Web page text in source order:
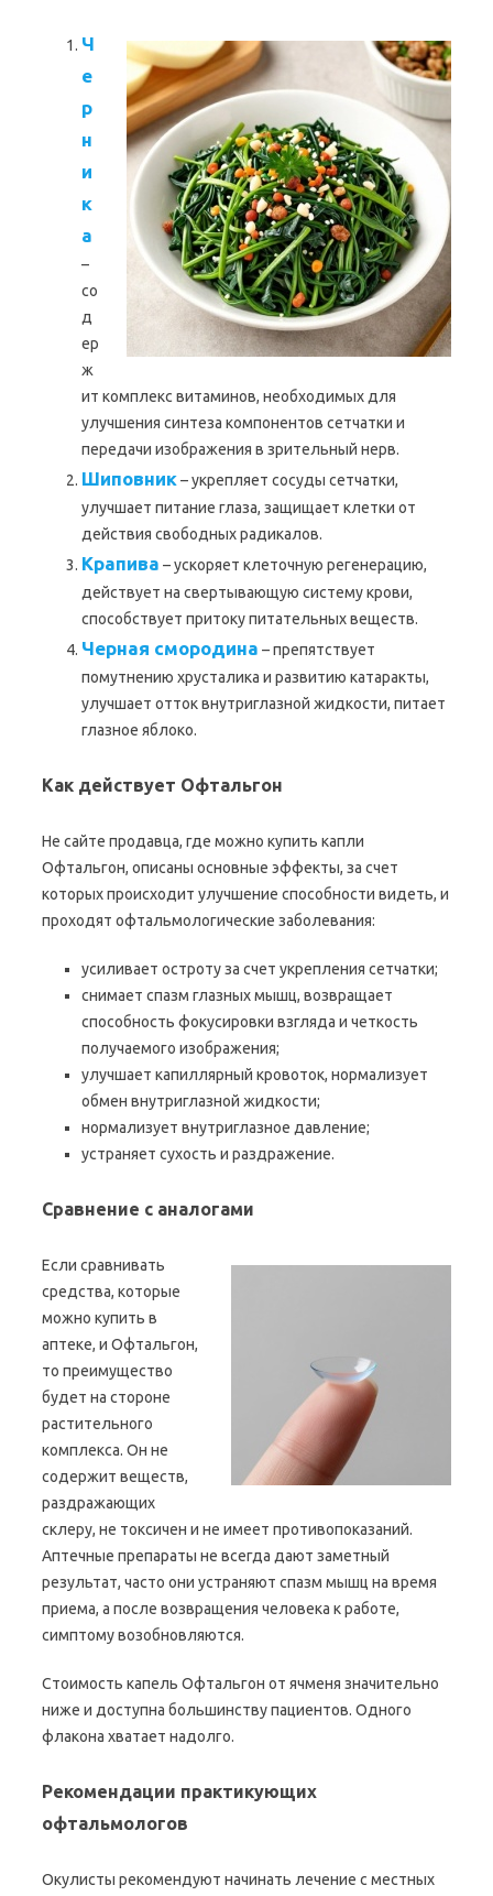
Ч
е
р
н
и
к
а
–
со
д
ер
ж
ит комплекс витаминов, необходимых для
улучшения синтеза компонентов сетчатки и
передачи изображения в зрительный нерв.
Шиповник– укрепляет сосуды сетчатки,
улучшает питание глаза, защищает клетки от
действия свободных радикалов.
Крапива – ускоряет клеточную регенерацию,
действует на свертывающую систему крови,
способствует притоку питательных веществ.
Черная смородина – препятствует
помутнению хрусталика и развитию катаракты,
улучшает отток внутриглазной жидкости, питает
глазное яблоко.
Как действует Офтальгон
Не сайте продавца, где можно купить капли
Офтальгон, описаны основные эффекты, за счет
которых происходит улучшение способности видеть, и
проходят офтальмологические заболевания:
усиливает остроту за счет укрепления сетчатки;
снимает спазм глазных мышц, возвращает
способность фокусировки взгляда и четкость
получаемого изображения;
улучшает капиллярный кровоток, нормализует
обмен внутриглазной жидкости;
нормализует внутриглазное давление;
устраняет сухость и раздражение.
Сравнение с аналогами
Если сравнивать
средства, которые
можно купить в
аптеке, и Офтальгон,
то преимущество
будет на стороне
растительного
комплекса. Он не
содержит веществ,
раздражающих
склеру, не токсичен и не имеет противопоказаний.
Аптечные препараты не всегда дают заметный
результат, часто они устраняют спазм мышц на время
приема, а после возвращения человека к работе,
симптому возобновляются.
Стоимость капель Офтальгон от ячменя значительно
ниже и доступна большинству пациентов. Одного
флакона хватает надолго.
Рекомендации практикующих
офтальмологов
Окулисты рекомендуют начинать лечение с местных